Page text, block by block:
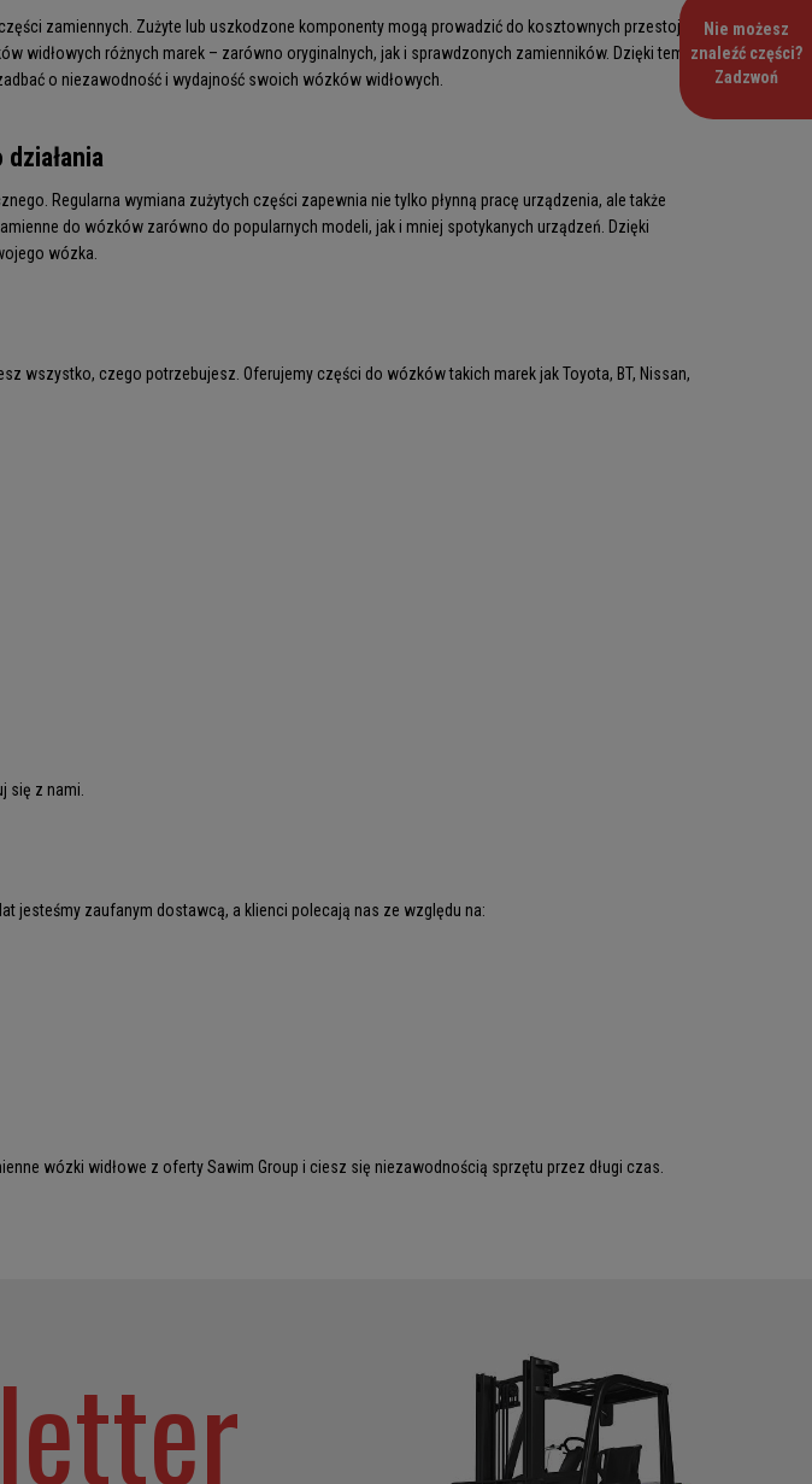
zamiennych. Zużyte lub uszkodzone komponenty mogą prowadzić do kosztownych przestojów i
widłowych różnych marek – zarówno oryginalnych, jak i sprawdzonych zamienników. Dzięki temu
o niezawodność i wydajność swoich wózków widłowych.
Regularna wymiana zużytych części zapewnia nie tylko płynną pracę urządzenia, ale także
do wózków zarówno do popularnych modeli, jak i mniej spotykanych urządzeń. Dzięki
wózka.
wszystko, czego potrzebujesz. Oferujemy części do wózków takich marek jak Toyota, BT, Nissan,
się z nami.
jesteśmy zaufanym dostawcą, a klienci polecają nas ze względu na:
wózki widłowe z oferty Sawim Group i ciesz się niezawodnością sprzętu przez długi czas.
Nie możesz
znaleźć części?
Zadzwoń